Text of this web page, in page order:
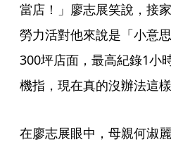
當店！」廖志展笑說，接
勞力活對他來說是「小意
300坪店面，最高紀錄1小
機指，現在真的沒辦法這樣
在廖志展眼中，母親何淑